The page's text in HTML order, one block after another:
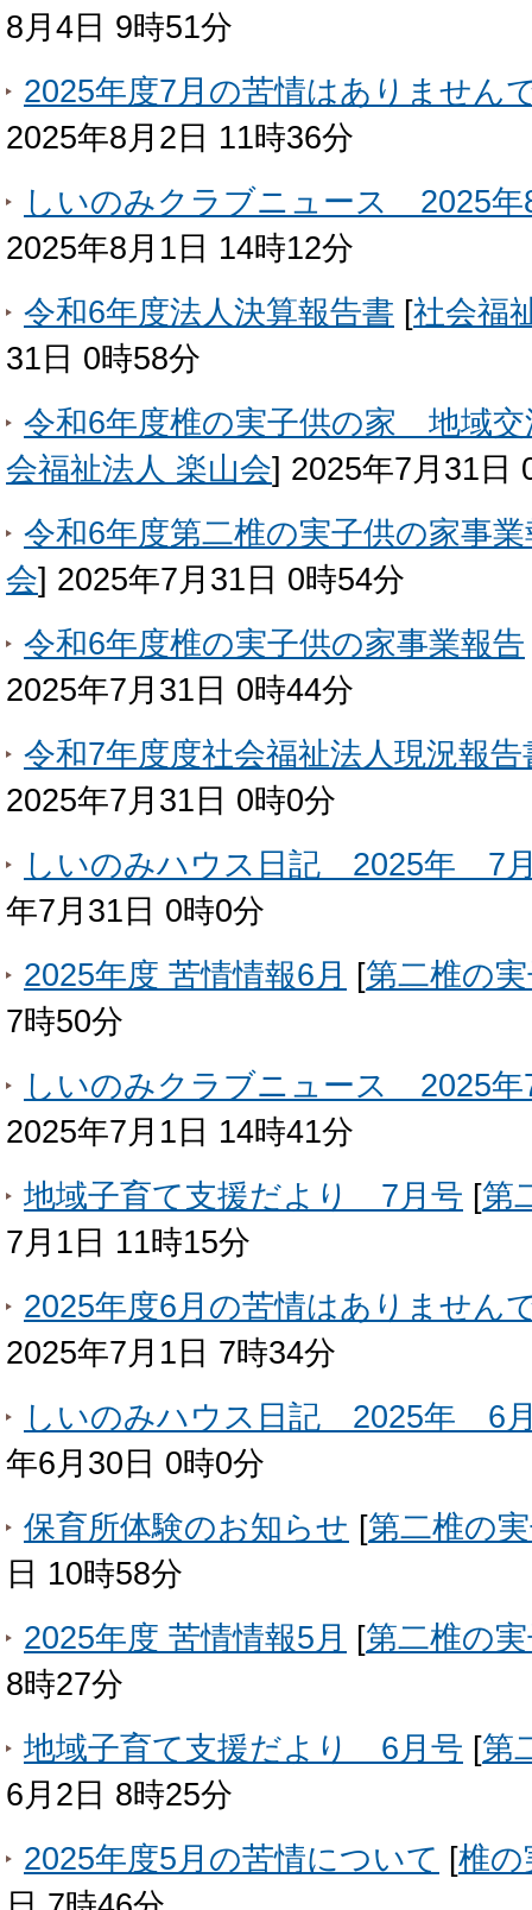
8月4日 9時51分
2025年度7月の苦情はありません
2025年8月2日 11時36分
しいのみクラブニュース 2025年
2025年8月1日 14時12分
令和6年度法人決算報告書 [社会福
31日 0時58分
令和6年度椎の実子供の家 地域交
会福祉法人 楽山会] 2025年7月31日
令和6年度第二椎の実子供の家事
会] 2025年7月31日 0時54分
令和6年度椎の実子供の家事業報告
2025年7月31日 0時44分
令和7年度度社会福祉法人現況報告
2025年7月31日 0時0分
しいのみハウス日記 2025年 7
年7月31日 0時0分
2025年度 苦情情報6月
[第二椎の
7時50分
しいのみクラブニュース 2025年
2025年7月1日 14時41分
地域子育て支援だより 7月号 [第
7月1日 11時15分
2025年度6月の苦情はありません
2025年7月1日 7時34分
しいのみハウス日記 2025年 6
年6月30日 0時0分
保育所体験のお知らせ [第二椎の
日 10時58分
2025年度 苦情情報5月
[第二椎の
8時27分
地域子育て支援だより 6月号 [第
6月2日 8時25分
2025年度5月の苦情について [椎の